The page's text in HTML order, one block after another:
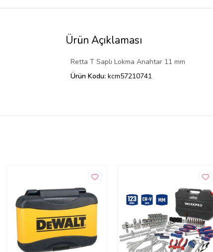
Ürün Açıklaması
Retta T Saplı Lokma Anahtar 11 mm
Ürün Kodu: kcm57210741